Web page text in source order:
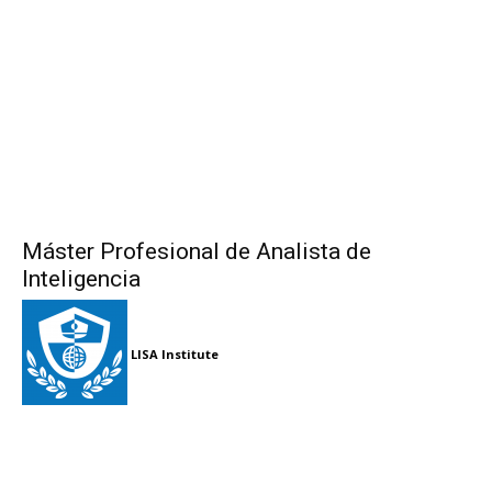
Máster Profesional de Analista de
Inteligencia
LISA Institute